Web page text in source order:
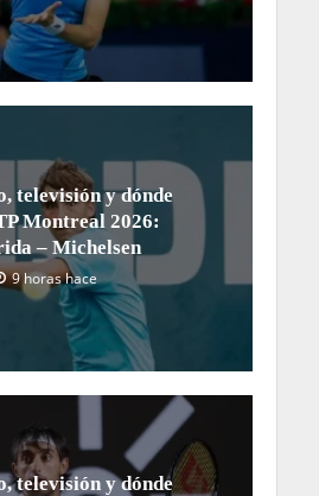
televisión y dónde
Montreal 2026:
– Michelsen
9 horas hace
televisión y dónde